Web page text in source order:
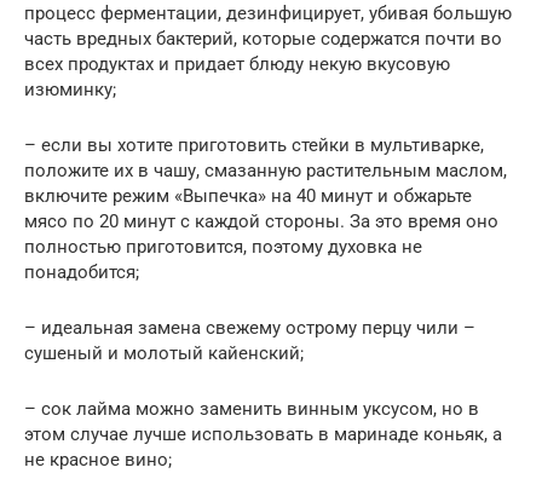
процесс ферментации, дезинфицирует, убивая большую
часть вредных бактерий, которые содержатся почти во
всех продуктах и придает блюду некую вкусовую
изюминку;
– если вы хотите приготовить стейки в мультиварке,
положите их в чашу, смазанную растительным маслом,
включите режим «Выпечка» на 40 минут и обжарьте
мясо по 20 минут с каждой стороны. За это время оно
полностью приготовится, поэтому духовка не
понадобится;
– идеальная замена свежему острому перцу чили –
сушеный и молотый кайенский;
– сок лайма можно заменить винным уксусом, но в
этом случае лучше использовать в маринаде коньяк, а
не красное вино;